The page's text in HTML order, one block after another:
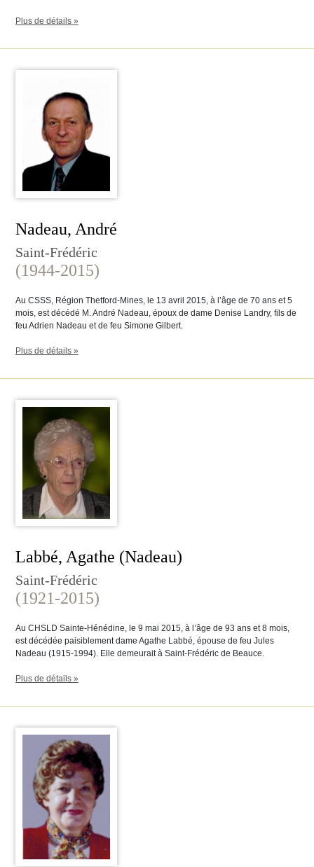
Plus de détails »
Nadeau, André
Saint-Frédéric
(1944-2015)
Au CSSS, Région Thetford-Mines, le 13 avril 2015, à l’âge de 70 ans et 5
mois, est décédé M. André Nadeau, époux de dame Denise Landry, fils de
feu Adrien Nadeau et de feu Simone Gilbert.
Plus de détails »
Labbé, Agathe (Nadeau)
Saint-Frédéric
(1921-2015)
Au CHSLD Sainte-Hénédine, le 9 mai 2015, à l’âge de 93 ans et 8 mois,
est décédée paisiblement dame Agathe Labbé, épouse de feu Jules
Nadeau (1915-1994). Elle demeurait à Saint-Frédéric de Beauce.
Plus de détails »